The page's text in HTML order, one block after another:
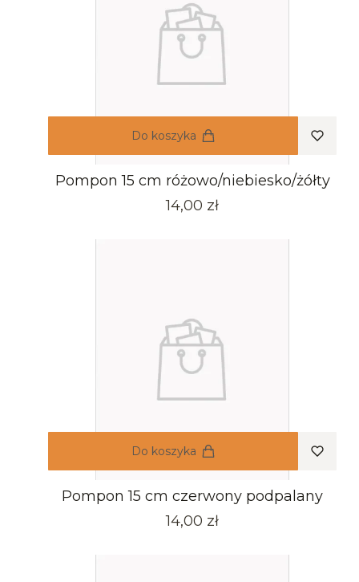
Do koszyka
Pompon 15 cm różowo/niebiesko/żółty
Cena
14,00 zł
Do koszyka
Pompon 15 cm czerwony podpalany
Cena
14,00 zł